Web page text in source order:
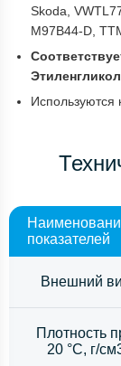
Skoda,
M97B44-D,
показателей
Внешний
Плотность
20 °С, г/